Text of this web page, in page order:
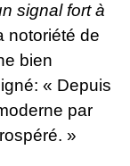
signal fort à
notoriété de
bien
« Depuis
par
»